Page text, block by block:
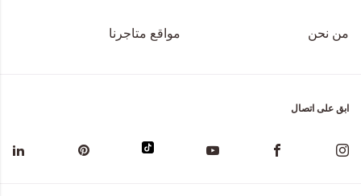
من نحن مواقع متاجرنا
ابق على اتصال